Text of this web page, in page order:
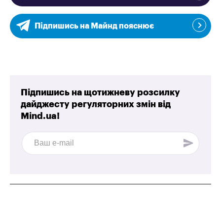
Підпишись на Майнд пояснює
Підпишись на щотижневу розсилку
дайджесту регуляторних змін від
Mind.ua!